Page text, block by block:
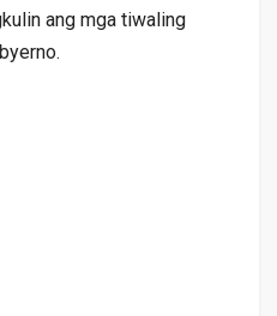
ang mga tiwaling